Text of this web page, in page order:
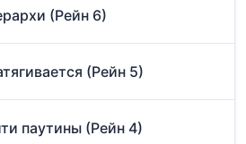
(Рейн 6)
(Рейн 5)
паутины (Рейн 4)